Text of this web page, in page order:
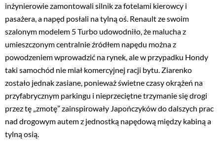
inżynierowie zamontowali silnik za fotelami kierowcy i
pasażera, a napęd posłali na tylną oś. Renault ze swoim
szalonym modelem 5 Turbo udowodniło, że malucha z
umieszczonym centralnie źródłem napędu można z
powodzeniem wprowadzić na rynek, ale w przypadku Hondy
taki samochód nie miał komercyjnej racji bytu. Ziarenko
zostało jednak zasiane, ponieważ świetne czasy okrążeń na
przyfabrycznym parkingu i nieprzeciętne trzymanie się drogi
przez tę „zmotę” zainspirowały Japończyków do dalszych prac
nad drogowym autem z jednostką napędową między kabiną a
tylną osią.